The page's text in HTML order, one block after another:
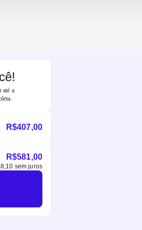
até a
R$407,00
R$581,00
sem juros